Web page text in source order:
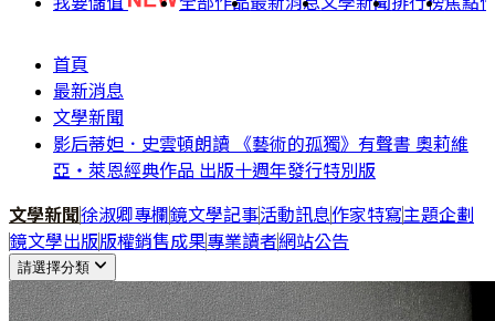
首頁
最新消息
文學新聞
影后蒂妲．史雲頓朗讀 《藝術的孤獨》有聲書 奧莉維
亞・萊恩經典作品 出版十週年發行特別版
文學新聞 徐淑卿專欄鏡文學記事活動訊息作家特寫主題企劃
鏡文學出版版權銷售成果專業讀者網站公告
請選擇分類